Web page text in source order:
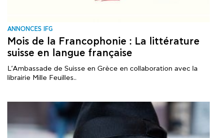
ANNONCES IFG
Mois de la Francophonie : La littérature
suisse en langue française
L’Ambassade de Suisse en Grèce en collaboration avec la
librairie Mille Feuilles..